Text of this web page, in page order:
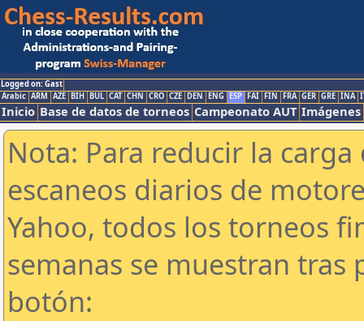
Logged on: Gast
Arabic ARM AZE BIH BUL CAT CHN CRO CZE DEN ENG ESP FAI FIN FRA GER GRE INA
Inicio Base de datos de torneos Campeonato AUT Imágenes
Nota: Para reducir la
escaneos diarios de
Yahoo, todos los torneos
semanas se muestran tras
botón: